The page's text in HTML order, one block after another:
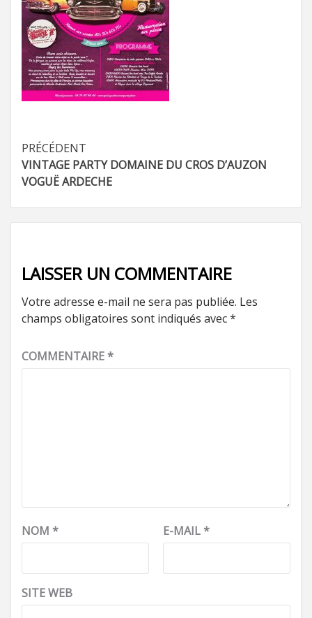
Navigation
d’article
PRÉCÉDENT
VINTAGE PARTY DOMAINE DU CROS D’AUZON
VOGUË ARDECHE
LAISSER UN COMMENTAIRE
Votre adresse e-mail ne sera pas publiée. Les
champs obligatoires sont indiqués avec*
COMMENTAIRE*
NOM * E-MAIL*
SITE WEB